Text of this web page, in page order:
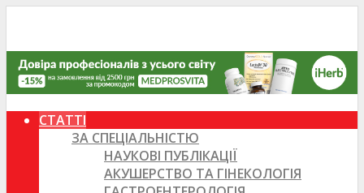
СТАТТІ
ЗА СПЕЦІАЛЬНІСТЮ
НАУКОВІ ПУБЛІКАЦІЇ
АКУШЕРСТВО ТА ГІНЕКОЛОГІЯ